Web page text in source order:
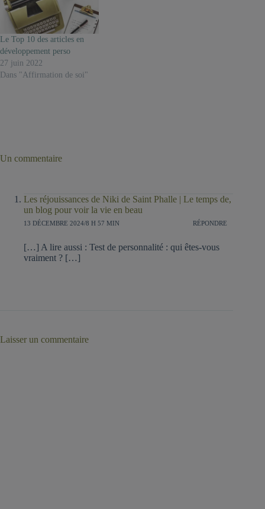
Le Top 10 des articles en
développement perso
27 juin 2022
Dans "Affirmation de soi"
Un commentaire
Les réjouissances de Niki de Saint Phalle | Le temps de,
un blog pour voir la vie en beau
13 DÉCEMBRE 2024/8 H 57 MIN RÉPONDRE
[…] A lire aussi : Test de personnalité : qui êtes-vous
vraiment ? […]
Laisser un commentaire